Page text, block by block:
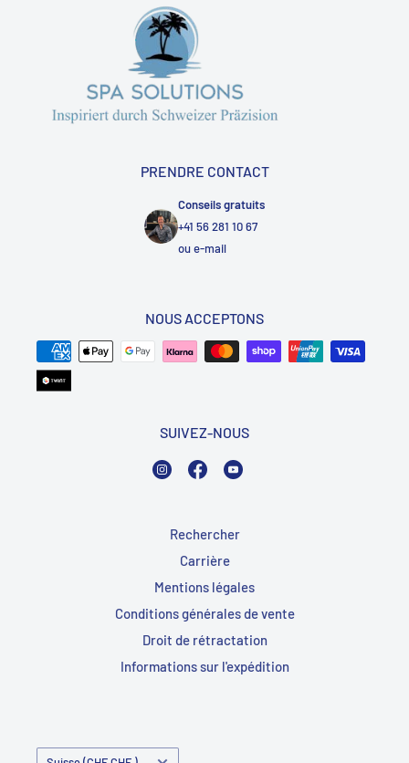
PRENDRE CONTACT
Conseils gratuits
+41 56 281 10 67
oue-mail
NOUS ACCEPTONS
SUIVEZ-NOUS
InstagramFacebook
Rechercher
Carrière
Mentions légales
Conditions générales de vente
Droit de rétractation
Informations sur l'expédition
Pays/Région